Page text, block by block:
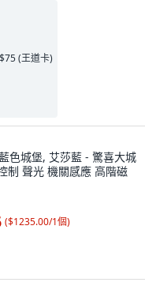
(王道卡)
色城堡, 艾莎藍 - 驚喜大城
制 聲光 機關感應 高階磁
($1235.00/1個)